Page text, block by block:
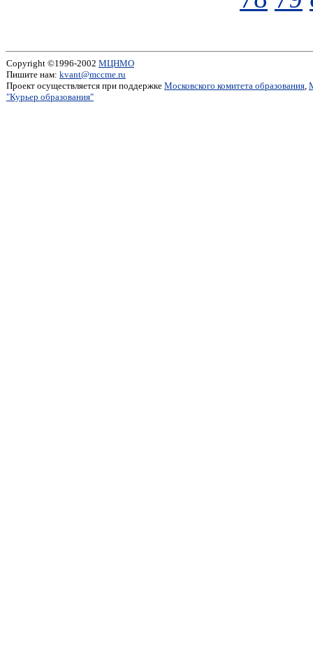
Copyright ©1996-2002 МЦНМО
Пишите нам: kvant@mccme.ru
Проект осуществляется при поддержке Московского комитета образования,
"Курьер образования"